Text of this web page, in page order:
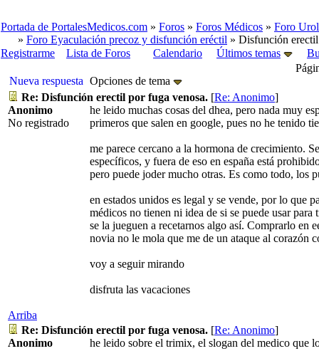
Portada de PortalesMedicos.com » Foros » Foros Médicos » Foro
» Foro Eyaculación precoz y disfunción eréctil » Disfunción
Registrarme
Lista de Foros Calendario Últimos temas
Nueva respuesta Opciones de tema
Re: Disfunción erectil por fuga venosa. [Re: Anonimo]
Anonimo
No registrado
he leido muchas cosas del dhea, pero nada muy
primeros que salen en google, pues no he tenido
me parece cercano a la hormona de crecimiento.
específicos, y fuera de eso en españa está
pero puede joder mucho otras. Es como todo, los
en estados unidos es legal y se vende, por lo que
médicos no tienen ni idea de si se puede usar
se la jueguen a recetarnos algo así. Comprarlo en
novia no le mola que me de un ataque al corazón
voy a seguir mirando
disfruta las vacaciones
Arriba
Re: Disfunción erectil por fuga venosa. [Re: Anonimo]
Anonimo
he leido sobre el trimix, el slogan del medico que